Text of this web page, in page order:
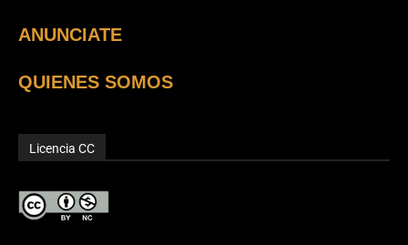
ANUNCIATE
QUIENES SOMOS
Licencia CC